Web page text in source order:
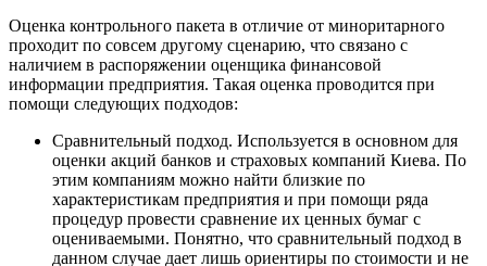
Оценка контрольного пакета в отличие от миноритарного
проходит по совсем другому сценарию, что связано с
наличием в распоряжении оценщика финансовой
информации предприятия. Такая оценка проводится при
помощи следующих подходов:
Сравнительный подход. Используется в основном для
оценки акций банков и страховых компаний Киева. По
этим компаниям можно найти близкие по
характеристикам предприятия и при помощи ряда
процедур провести сравнение их ценных бумаг с
оцениваемыми. Понятно, что сравнительный подход в
данном случае дает лишь ориентиры по стоимости и не